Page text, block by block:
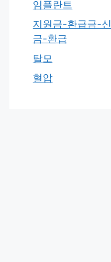
임플란트
지원금-환급금-
금-환급
탈모
혈압